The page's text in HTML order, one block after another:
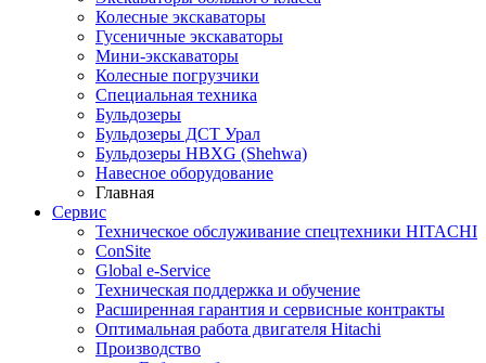
Колесные экскаваторы
Гусеничные экскаваторы
Мини-экскаваторы
Колесные погрузчики
Специальная техника
Бульдозеры
Бульдозеры ДСТ Урал
Бульдозеры HBXG (Shehwa)
Навесное оборудование
Главная
Сервис
Техническое обслуживание спецтехники HITACHI
ConSite
Global e-Service
Техническая поддержка и обучение
Расширенная гарантия и сервисные контракты
Оптимальная работа двигателя Hitachi
Производство